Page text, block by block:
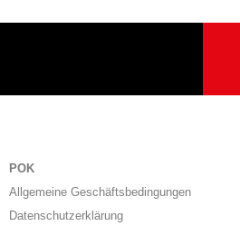
POK
Allgemeine Geschäftsbedingungen
Datenschutzerklärung